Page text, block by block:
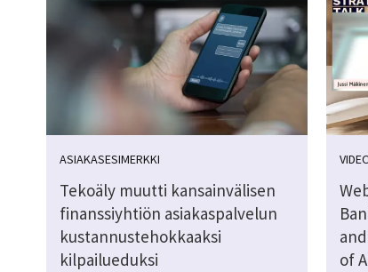
ASIAKASESIMERKKI
Tekoäly muutti kansainvälisen
finanssiyhtiön asiakaspalvelun
kustannustehokkaaksi
kilpailueduksi
of